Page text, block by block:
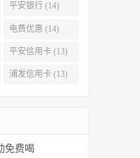
平安银行 (14)
电费优惠 (14)
平安信用卡 (13)
浦发信用卡 (13)
免费喝